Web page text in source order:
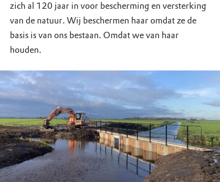
zich al 120 jaar in voor bescherming en versterking
van de natuur. Wij beschermen haar omdat ze de
basis is van ons bestaan. Omdat we van haar
houden.